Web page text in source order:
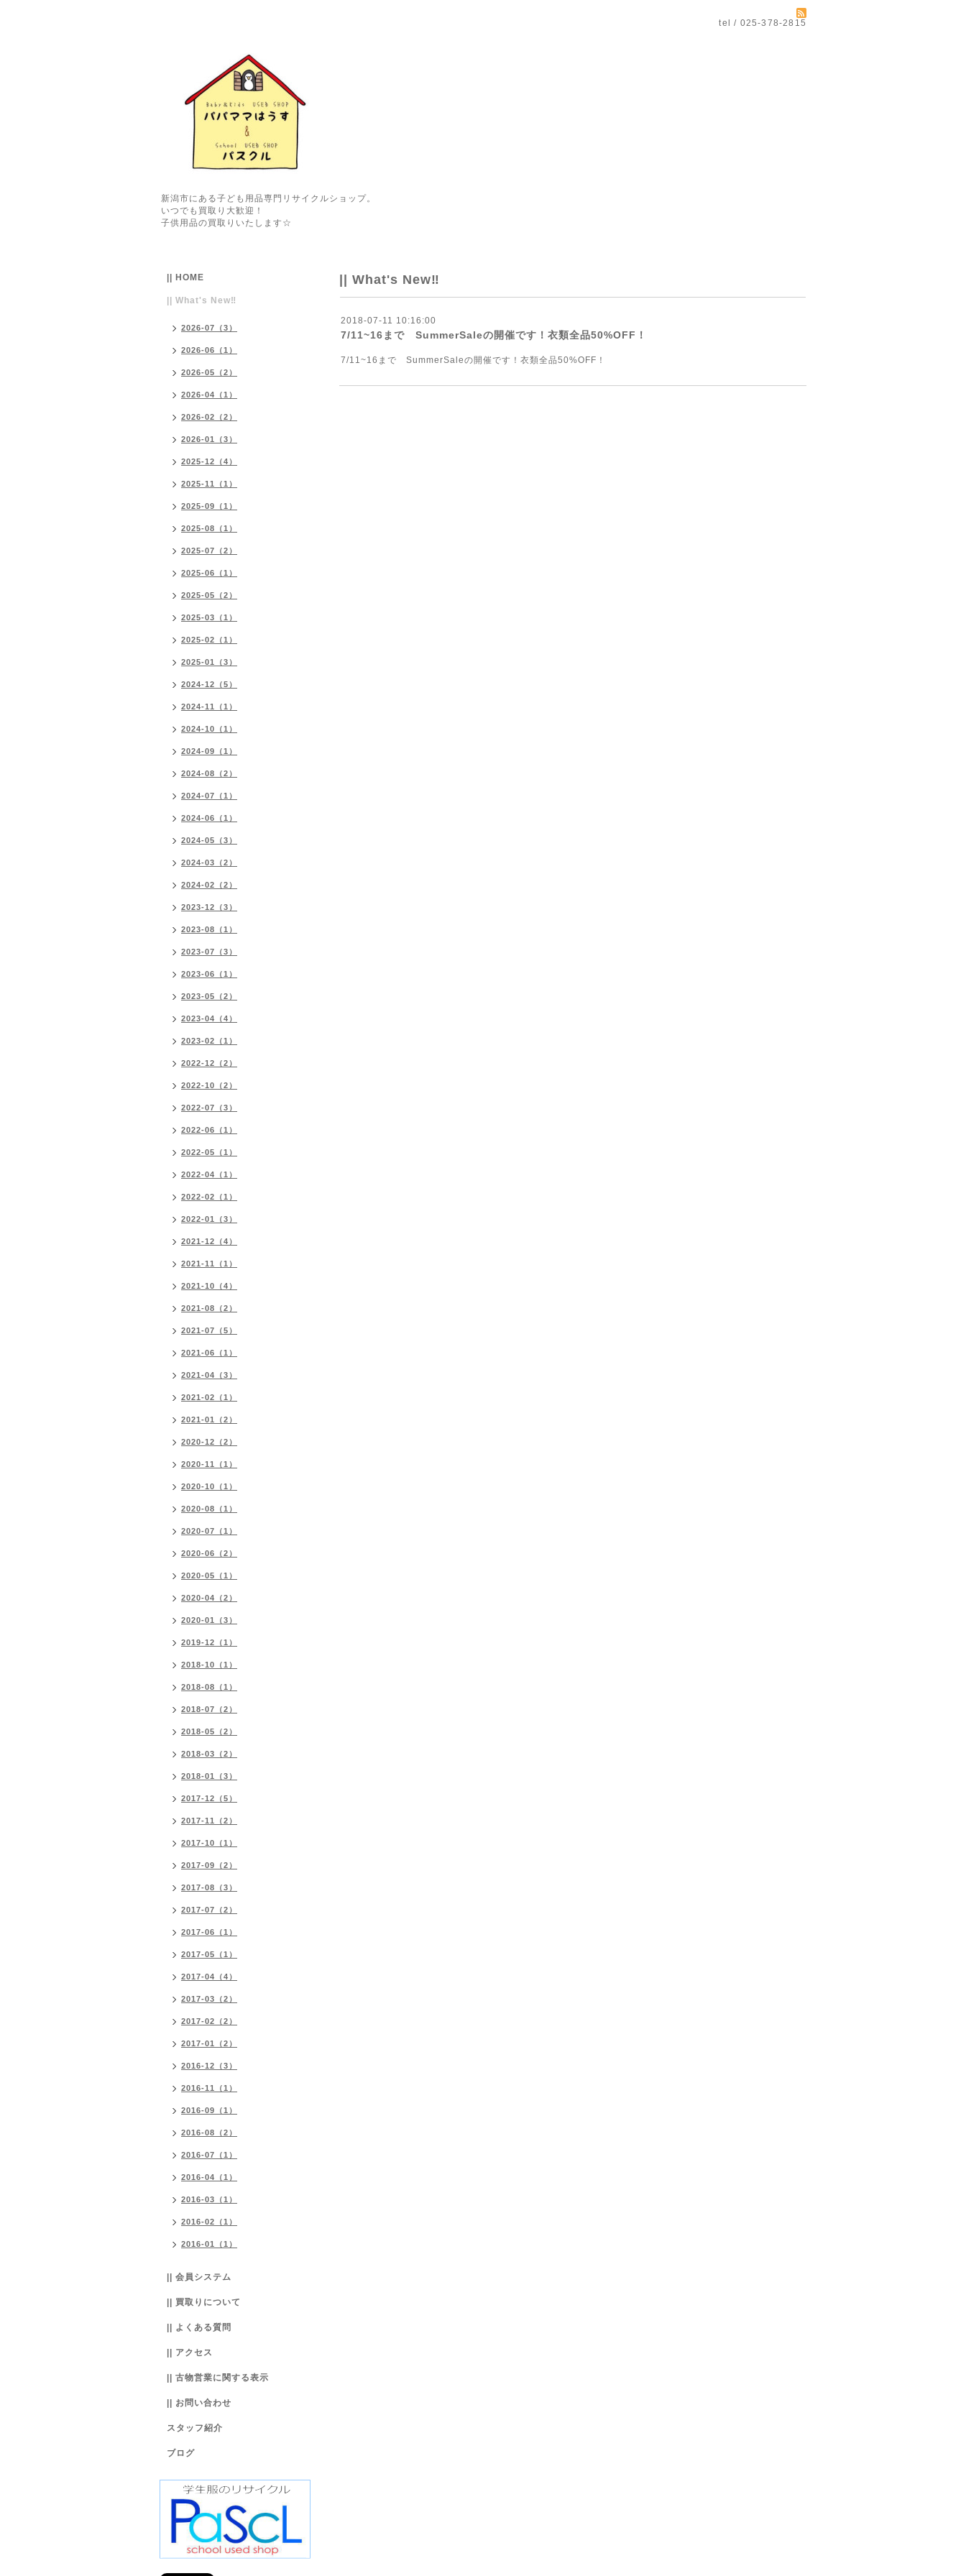
tel / 025-378-2815
新潟市にある子ども用品専門リサイクルショップ。
いつでも買取り大歓迎！
子供用品の買取りいたします☆
|| What's New‼
2018-07-11 10:16:00
7/11~16まで SummerSaleの開催です！衣類全品50%OFF！
7/11~16まで SummerSaleの開催です！衣類全品50%OFF！
|| HOME
|| What's New‼
2026-07（3）
2026-06（1）
2026-05（2）
2026-04（1）
2026-02（2）
2026-01（3）
2025-12（4）
2025-11（1）
2025-09（1）
2025-08（1）
2025-07（2）
2025-06（1）
2025-05（2）
2025-03（1）
2025-02（1）
2025-01（3）
2024-12（5）
2024-11（1）
2024-10（1）
2024-09（1）
2024-08（2）
2024-07（1）
2024-06（1）
2024-05（3）
2024-03（2）
2024-02（2）
2023-12（3）
2023-08（1）
2023-07（3）
2023-06（1）
2023-05（2）
2023-04（4）
2023-02（1）
2022-12（2）
2022-10（2）
2022-07（3）
2022-06（1）
2022-05（1）
2022-04（1）
2022-02（1）
2022-01（3）
2021-12（4）
2021-11（1）
2021-10（4）
2021-08（2）
2021-07（5）
2021-06（1）
2021-04（3）
2021-02（1）
2021-01（2）
2020-12（2）
2020-11（1）
2020-10（1）
2020-08（1）
2020-07（1）
2020-06（2）
2020-05（1）
2020-04（2）
2020-01（3）
2019-12（1）
2018-10（1）
2018-08（1）
2018-07（2）
2018-05（2）
2018-03（2）
2018-01（3）
2017-12（5）
2017-11（2）
2017-10（1）
2017-09（2）
2017-08（3）
2017-07（2）
2017-06（1）
2017-05（1）
2017-04（4）
2017-03（2）
2017-02（2）
2017-01（2）
2016-12（3）
2016-11（1）
2016-09（1）
2016-08（2）
2016-07（1）
2016-04（1）
2016-03（1）
2016-02（1）
2016-01（1）
|| 会員システム
|| 買取りについて
|| よくある質問
|| アクセス
|| 古物営業に関する表示
|| お問い合わせ
スタッフ紹介
ブログ